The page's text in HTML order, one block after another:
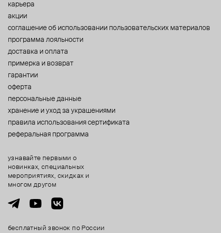
карьера
акции
cоглашение об использовании пользовательских материалов
программа лояльности
доставка и оплата
примерка и возврат
гарантии
оферта
персональные данные
хранение и уход за украшениями
правила использования сертификата
реферальная программа
бесплатный звонок по России
узнавайте первыми о
новинках, специальных
мероприятиях, скидках и
многом другом